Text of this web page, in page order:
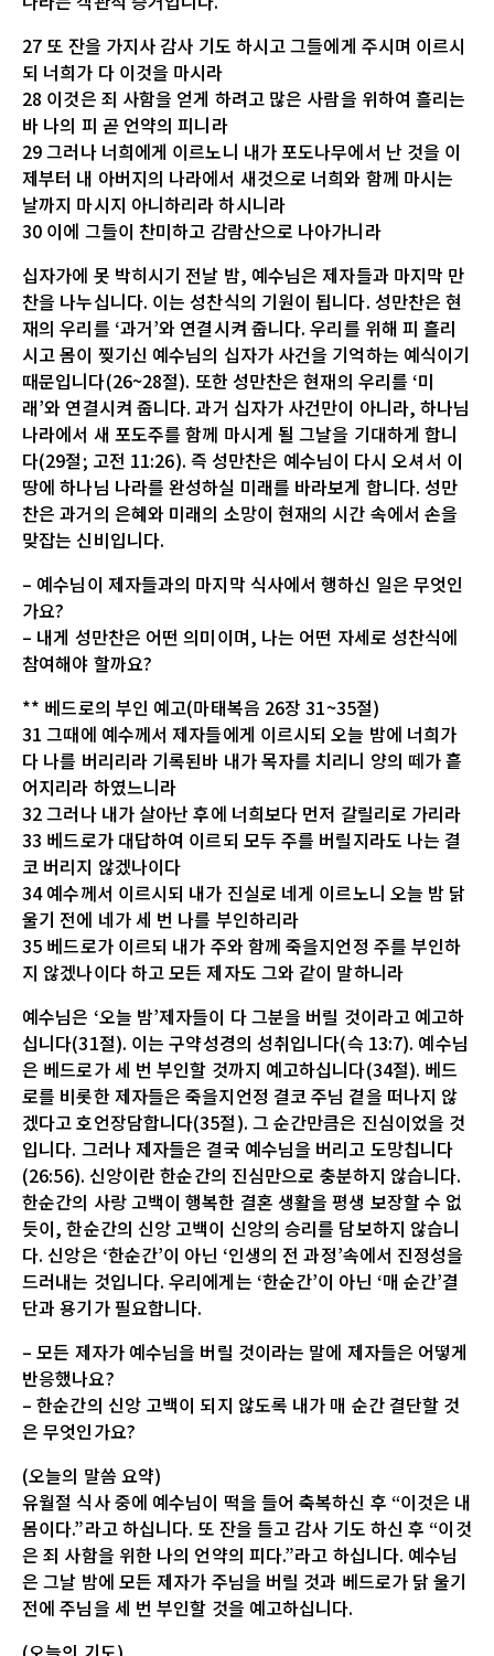
27 또 잔을 가지사 감사 기도 하시고 그들에게 주시며 이르시
되 너희가 다 이것을 마시라
28 이것은 죄 사함을 얻게 하려고 많은 사람을 위하여 흘리는
바 나의 피 곧 언약의 피니라
29 그러나 너희에게 이르노니 내가 포도나무에서 난 것을 이
제부터 내 아버지의 나라에서 새것으로 너희와 함께 마시는
날까지 마시지 아니하리라 하시니라
30 이에 그들이 찬미하고 감람산으로 나아가니라
십자가에 못 박히시기 전날 밤, 예수님은 제자들과 마지막 만
찬을 나누십니다. 이는 성찬식의 기원이 됩니다. 성만찬은 현
재의 우리를 ‘과거’와 연결시켜 줍니다. 우리를 위해 피 흘리
시고 몸이 찢기신 예수님의 십자가 사건을 기억하는 예식이기
때문입니다(26~28절). 또한 성만찬은 현재의 우리를 ‘미
래’와 연결시켜 줍니다. 과거 십자가 사건만이 아니라, 하나님
나라에서 새 포도주를 함께 마시게 될 그날을 기대하게 합니
다(29절; 고전 11:26). 즉 성만찬은 예수님이 다시 오셔서 이
땅에 하나님 나라를 완성하실 미래를 바라보게 합니다. 성만
찬은 과거의 은혜와 미래의 소망이 현재의 시간 속에서 손을
맞잡는 신비입니다.
– 예수님이 제자들과의 마지막 식사에서 행하신 일은 무엇인
가요?
– 내게 성만찬은 어떤 의미이며, 나는 어떤 자세로 성찬식에
참여해야 할까요?
** 베드로의 부인 예고(마태복음 26장 31~35절)
31 그때에 예수께서 제자들에게 이르시되 오늘 밤에 너희가
다 나를 버리리라 기록된바 내가 목자를 치리니 양의 떼가 흩
어지리라 하였느니라
32 그러나 내가 살아난 후에 너희보다 먼저 갈릴리로 가리라
33 베드로가 대답하여 이르되 모두 주를 버릴지라도 나는 결
코 버리지 않겠나이다
34 예수께서 이르시되 내가 진실로 네게 이르노니 오늘 밤 닭
울기 전에 네가 세 번 나를 부인하리라
35 베드로가 이르되 내가 주와 함께 죽을지언정 주를 부인하
지 않겠나이다 하고 모든 제자도 그와 같이 말하니라
예수님은 ‘오늘 밤’제자들이 다 그분을 버릴 것이라고 예고하
십니다(31절). 이는 구약성경의 성취입니다(슥 13:7). 예수님
은 베드로가 세 번 부인할 것까지 예고하십니다(34절). 베드
로를 비롯한 제자들은 죽을지언정 결코 주님 곁을 떠나지 않
겠다고 호언장담합니다(35절). 그 순간만큼은 진심이었을 것
입니다. 그러나 제자들은 결국 예수님을 버리고 도망칩니다
(26:56). 신앙이란 한순간의 진심만으로 충분하지 않습니다.
한순간의 사랑 고백이 행복한 결혼 생활을 평생 보장할 수 없
듯이, 한순간의 신앙 고백이 신앙의 승리를 담보하지 않습니
다. 신앙은 ‘한순간’이 아닌 ‘인생의 전 과정’속에서 진정성을
드러내는 것입니다. 우리에게는 ‘한순간’이 아닌 ‘매 순간’결
단과 용기가 필요합니다.
– 모든 제자가 예수님을 버릴 것이라는 말에 제자들은 어떻게
반응했나요?
– 한순간의 신앙 고백이 되지 않도록 내가 매 순간 결단할 것
은 무엇인가요?
(오늘의 말씀 요약)
유월절 식사 중에 예수님이 떡을 들어 축복하신 후 “이것은 내
몸이다.”라고 하십니다. 또 잔을 들고 감사 기도 하신 후 “이것
은 죄 사함을 위한 나의 언약의 피다.”라고 하십니다. 예수님
은 그날 밤에 모든 제자가 주님을 버릴 것과 베드로가 닭 울기
전에 주님을 세 번 부인할 것을 예고하십니다.